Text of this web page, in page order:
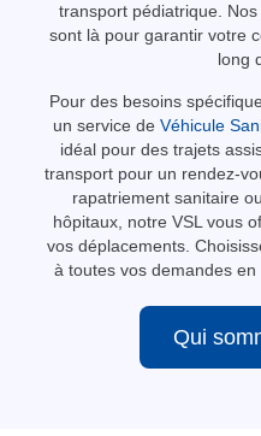
transport pédiatrique.
sont là pour garantir votre
long
Pour des besoins
un service de Véhicule
idéal pour des trajets
transport pour un rendez-
rapatriement sanitaire
hôpitaux, notre VSL vous
vos déplacements.
à toutes vos demandes
Qui